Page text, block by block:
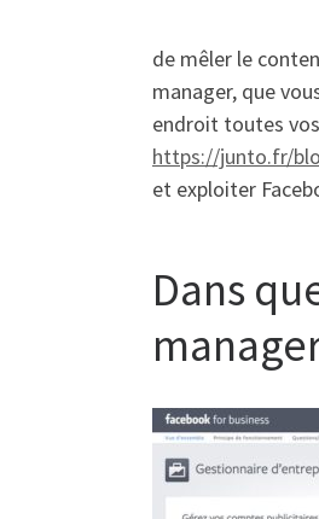
de mêler le
manager, que
endroit toutes
https://junto.fr/
et exploiter
Dans